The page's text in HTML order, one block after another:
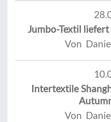
Jumbo-Textil
Von
Intertextile
Von